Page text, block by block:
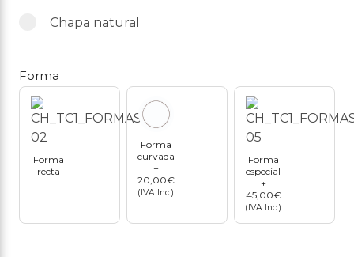
Chapa natural
Forma
Forma
recta
Forma
curvada
+
20,00€
(IVA Inc.)
Forma
especial
+
45,00€
(IVA Inc.)